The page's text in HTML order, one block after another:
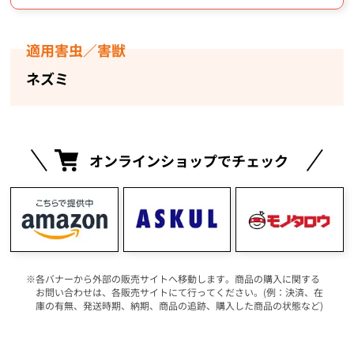
適用害虫／害獣
ネズミ
オンラインショップでチェック
各バナーから外部の販売サイトへ移動します。商品の購入に関する
お問い合わせは、各販売サイトにて行ってください。(例：決済、在
庫の有無、発送時期、納期、商品の追跡、購入した商品の状態など)